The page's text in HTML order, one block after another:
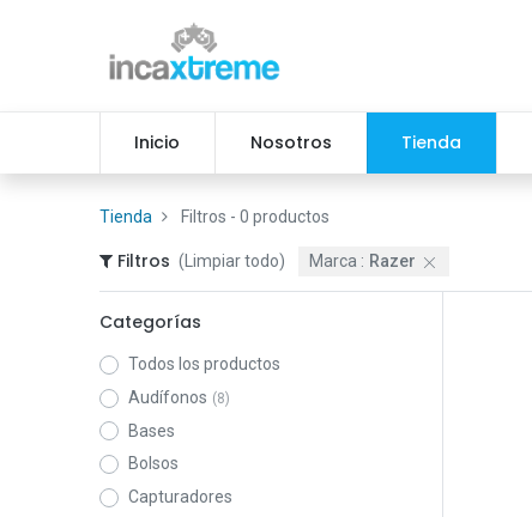
Inicio Nosotros Tienda
Tienda Filtros - 0 productos
Filtros (Limpiar todo) Marca : Razer
Categorías
Todos los productos
Audífonos (8)
Bases
Bolsos
Capturadores